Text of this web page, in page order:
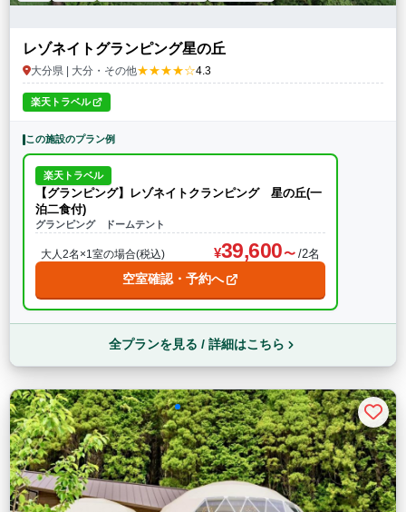
レゾネイトグランピング星の丘
大分県 | 大分・その他★★★★☆4.3
楽天トラベル
この施設のプラン例
楽天トラベル
【グランピング】レゾネイトクランピング 星の丘(一
泊二食付)
グランピング ドームテント
大人2名×1室の場合(税込) 39,600 /2名
空室確認・予約へ
全プランを見る / 詳細はこちら